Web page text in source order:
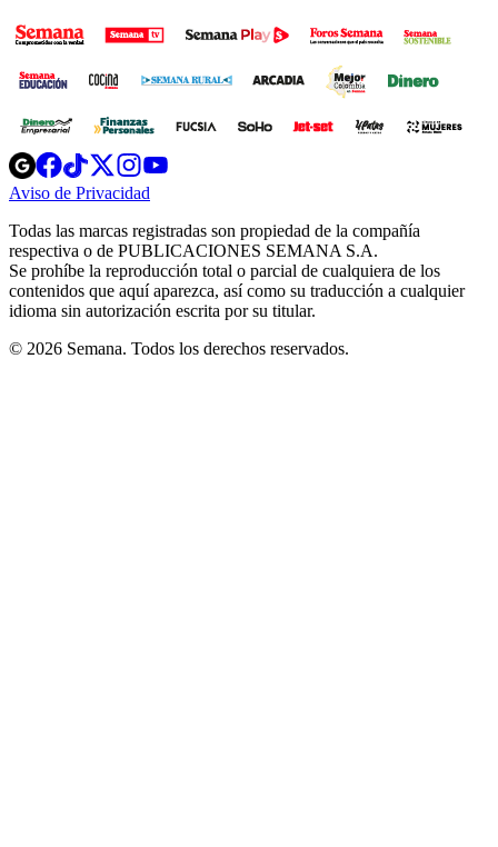
Opens
in
new
Opens
in
new
Opens
in
new
window
Opens
new
windowwindow
Aviso de Privacidad
new
window
Todas las marcas registradas son propiedad de la compañía
respectiva o de PUBLICACIONES SEMANA S.A.
Se prohíbe la reproducción total o parcial de cualquiera de los
contenidos que aquí aparezca, así como su traducción a cualquier
idioma sin autorización escrita por su titular.
© 2026 Semana. Todos los derechos reservados.